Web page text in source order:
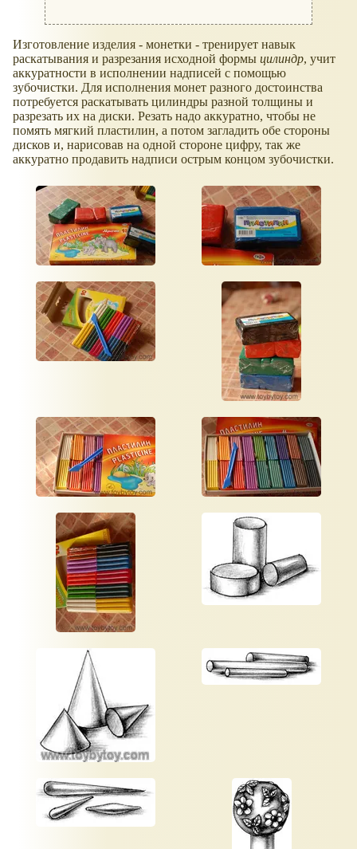
Изготовление изделия - монетки - тренирует навык
раскатывания и разрезания исходной формы цилиндр, учит
аккуратности в исполнении надписей с помощью
зубочистки. Для исполнения монет разного достоинства
потребуется раскатывать цилиндры разной толщины и
разрезать их на диски. Резать надо аккуратно, чтобы не
помять мягкий пластилин, а потом загладить обе стороны
дисков и, нарисовав на одной стороне цифру, так же
аккуратно продавить надписи острым концом зубочистки.